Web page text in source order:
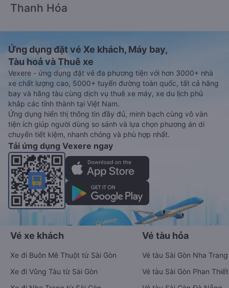
Bước 5: Chọn hình thức thanh toán vé phù hợp và tiến hành
Thanh Hóa từ Tuy Hòa - Phú Yên cũng vô cùng đơn giản, tiện
lợi khi
Vexere.com
hỗ trợ đến 06 hình thức thanh toán khác
nhau bao gồm:
Thanh toán bằng tiền mặt tại các cửa hàng tiện lợi và
siêu thị gần nhà.
Thanh toán bằng thẻ thanh toán quốc tế (Visa, Master
Card, JCB).
Thanh toán bằng thẻ ATM đã đăng ký thanh toán trực
tuyến (Internet Banking).
Thanh toán bằng hình thức chuyển khoản ngân hàng.
Bên cạnh đó, quý khách cũng có thể thanh toán vé
thông qua các ví Momo, ZaloPay, AirPay, VNPay,…
Sau khi thanh toán vé xe khách Tuy Hòa - Phú Yên Thanh Hóa
- Thanh Hóa thành công, Vexere sẽ gửi tin nhắn/email xác
nhận thành công đến số điện thoại/email mà quý khách đã
đăng ký. Đến ngày đi, quý khách vui lòng có mặt tại điểm đón
trước 30 phút giờ khởi hành để chuẩn bị lên xe. Để kiểm tra
Yên đã đặt, quý khách vui lòng truy cập
Xem hướng dẫn chi tiết, minh họa bằng hình ảnh tại đây.